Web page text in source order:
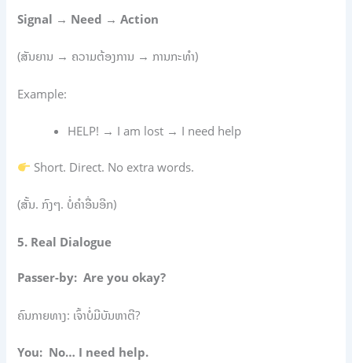
Signal → Need → Action
(ສັນຍານ → ຄວາມຕ້ອງການ → ການກະທຳ)
Example:
HELP! → I am lost → I need help
Short. Direct. No extra words.
(ສັ້ນ. ກົງໆ. ບໍ່ຄຳອື່ນອີກ)
5. Real Dialogue
Passer-by: Are you okay?
ຄົນກາຍທາງ: ເຈົ້າບໍ່ມີບັນຫາຕີ?
You: No… I need help.